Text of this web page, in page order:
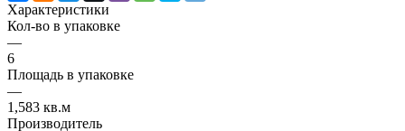
Характеристики
Кол-во в упаковке
—
6
Площадь в упаковке
—
1,583 кв.м
Производитель